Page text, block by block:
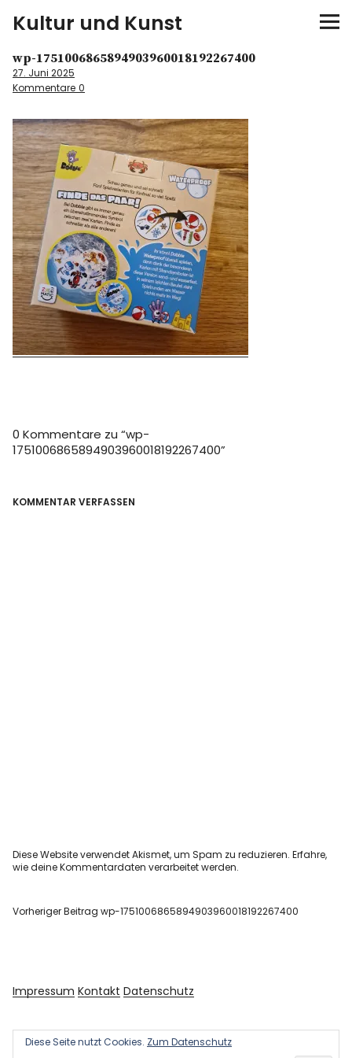
Kultur und Kunst
kultur & kunst
Spiele
Konzerte
Museen bei…
Bloggerreisen
Über mich
wp-1751006865894903960018192267400
27. Juni 2025
Kommentare 0
0 Kommentare zu “wp-
1751006865894903960018192267400”
KOMMENTAR VERFASSEN
Diese Website verwendet Akismet, um Spam zu reduzieren.Erfahre,
wie deine Kommentardaten verarbeitet werden.
Vorheriger Beitrag wp-1751006865894903960018192267400
Impressum Kontakt Datenschutz
Diese Seite nutzt Cookies. Zum Datenschutz